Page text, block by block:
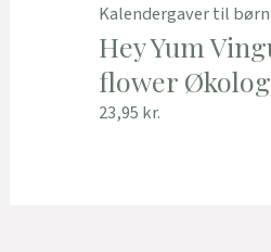
Kalendergaver til børn
Hey Yum
flower
23,95 kr.